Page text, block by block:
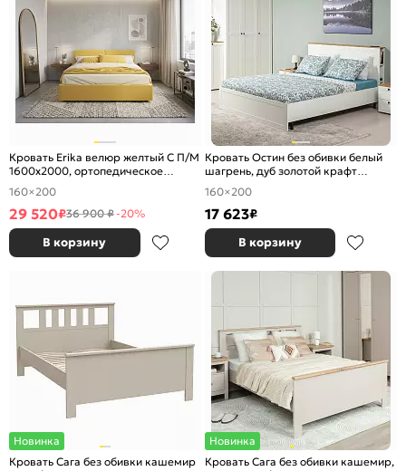
Кровать Erika велюр желтый С П/М
1600x2000, ортопедическое
основание, изголовье мягкое
160×200
29 520₽36 900 ₽-20%
В корзину
Кровать Остин без обивки белый
шагрень, дуб золотой крафт
1600x2000, изголовье жесткое
160×200
17 623₽
В корзину
Новинка
Кровать Сага без обивки кашемир
Новинка
Кровать Сага без обивки кашемир,